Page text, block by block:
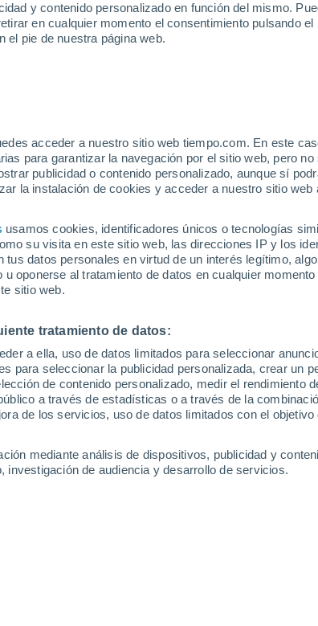
y contenido personalizado en función del mismo.
en cualquier momento el consentimiento pulsando el
el pie de nuestra página web.
acceder a nuestro sitio web tiempo.com. En este
para garantizar la navegación por el sitio web, pero no
publicidad o contenido personalizado, aunque sí
la instalación de cookies y acceder a nuestro sitio web
usamos cookies, identificadores únicos o tecnologías
su visita en este sitio web, las direcciones IP y los
datos personales en virtud de un interés legítimo,
oponerse al tratamiento de datos en cualquier
sitio web.
tratamiento de datos:
a ella, uso de datos limitados para seleccionar
para seleccionar la publicidad personalizada, crear un
de contenido personalizado, medir el rendimiento
a través de estadísticas o a través de la
de los servicios, uso de datos limitados con el
mediante análisis de dispositivos, publicidad y
investigación de audiencia y desarrollo de servicios.
Kalamata
25°
Elafonisos
34°
28°
Epidavros
25°
Ermioni
33°
20°
Falesia
24°
Gythio
30°
24°
36°
36°
24°
Nafplio